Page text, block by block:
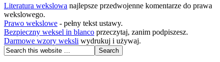
Literatura wekslowa najlepsze przedwojenne komentarze do prawa
wekslowego.
Prawo wekslowe - pełny tekst ustawy.
Bezpieczny weksel in blanco przeczytaj, zanim podpiszesz.
Darmowe wzory weksli wydrukuj i używaj.